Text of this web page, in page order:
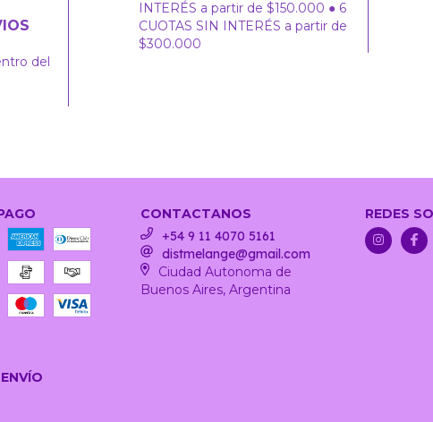
del
INTERÉS a partir de $150.000 ● 6
CUOTAS SIN INTERÉS a partir de
$300.000
CONTACTANOS
+54 9 11 4070 5161
distmelange@gmail.com
Ciudad Autonoma de
Buenos Aires, Argentina
REDES